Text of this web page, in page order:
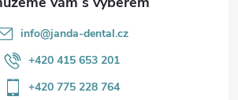
info@janda-dental.cz
+420 415 653 201
+420 775 228 764